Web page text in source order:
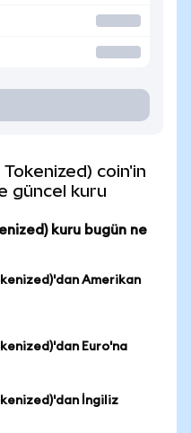
coin'in
güncel kuru
kuru bugün ne
Amerikan
Euro'na
İngiliz